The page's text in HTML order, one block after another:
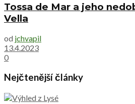
Tossa de Mar a jeho
Vella
od jchvapil
13.4.2023
0
Nejčtenější články